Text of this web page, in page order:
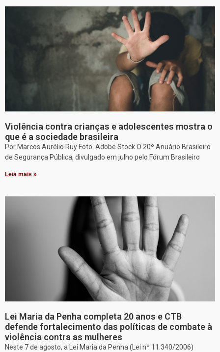
Violência contra crianças e adolescentes mostra o
que é a sociedade brasileira
Por Marcos Aurélio Ruy Foto: Adobe Stock O 20º Anuário Brasileiro
de Segurança Pública, divulgado em julho pelo Fórum Brasileiro
Leia mais »
Lei Maria da Penha completa 20 anos e CTB
defende fortalecimento das políticas de combate à
violência contra as mulheres
Neste 7 de agosto, a Lei Maria da Penha (Lei nº 11.340/2006)